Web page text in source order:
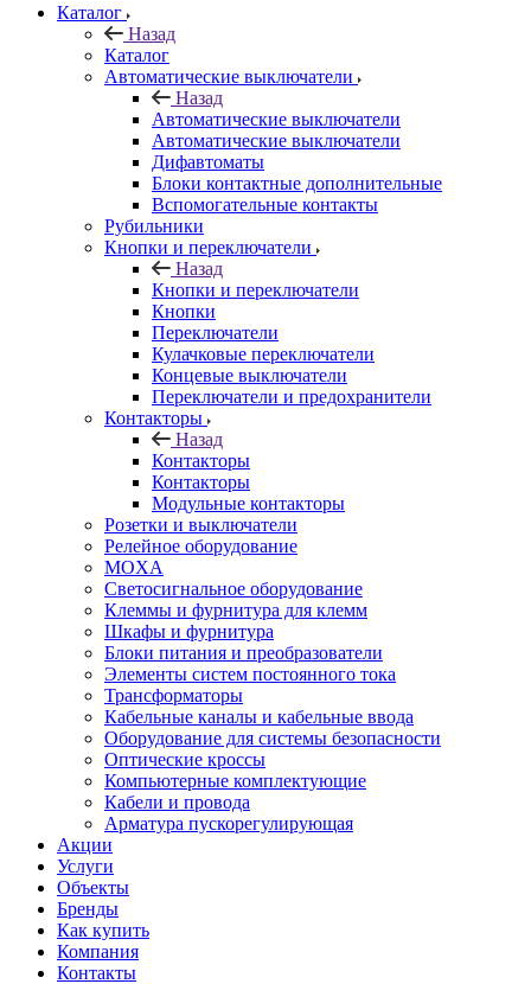
Каталог
Назад
Каталог
Автоматические выключатели
Назад
Автоматические выключатели
Автоматические выключатели
Дифавтоматы
Блоки контактные дополнительные
Вспомогательные контакты
Рубильники
Кнопки и переключатели
Назад
Кнопки и переключатели
Кнопки
Переключатели
Кулачковые переключатели
Концевые выключатели
Переключатели и предохранители
Контакторы
Назад
Контакторы
Контакторы
Модульные контакторы
Розетки и выключатели
Релейное оборудование
MOXA
Светосигнальное оборудование
Клеммы и фурнитура для клемм
Шкафы и фурнитура
Блоки питания и преобразователи
Элементы систем постоянного тока
Трансформаторы
Кабельные каналы и кабельные ввода
Оборудование для системы безопасности
Оптические кроссы
Компьютерные комплектующие
Кабели и провода
Арматура пускорегулирующая
Акции
Услуги
Объекты
Бренды
Как купить
Компания
Контакты